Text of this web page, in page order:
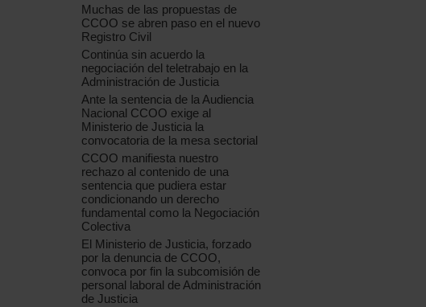
Muchas de las propuestas de
CCOO se abren paso en el nuevo
Registro Civil
Continúa sin acuerdo la
negociación del teletrabajo en la
Administración de Justicia
Ante la sentencia de la Audiencia
Nacional CCOO exige al
Ministerio de Justicia la
convocatoria de la mesa sectorial
CCOO manifiesta nuestro
rechazo al contenido de una
sentencia que pudiera estar
condicionando un derecho
fundamental como la Negociación
Colectiva
El Ministerio de Justicia, forzado
por la denuncia de CCOO,
convoca por fin la subcomisión de
personal laboral de Administración
de Justicia